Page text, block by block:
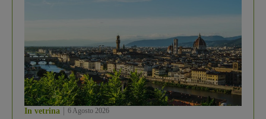
In vetrina 6 Agosto 2026